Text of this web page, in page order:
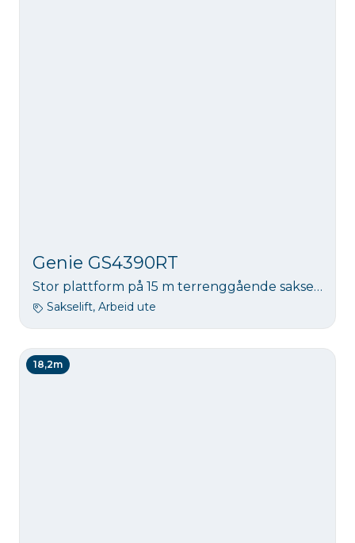
Genie GS4390RT
Stor plattform på 15 m terrenggående sakselift. Løftekapasitet 680 kg. Et godt alternativ til stillas på noen byggeoppdrag.
Sakselift, Arbeid ute
18,2m